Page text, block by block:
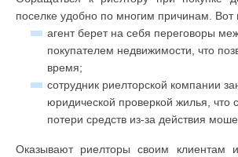
поселке удобно по многим причинам. Вот
агент берет на себя переговоры
покупателем недвижимости, что
время;
сотрудник риелторской компании
юридической проверкой жилья, что
потери средств из-за действия
Оказывают риелторы своим клиентам